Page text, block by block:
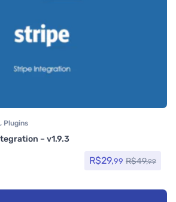
, Plugins
– v1.9.3
R$29,99 R$49,99